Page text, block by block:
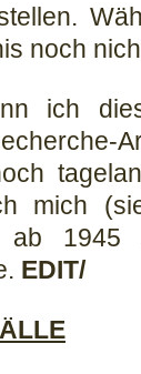
noch
ich
mich
ab 1945
EDIT/